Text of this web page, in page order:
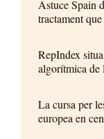
Astuce Spain
tractament
RepIndex
algorítmica de
La cursa per
europea en